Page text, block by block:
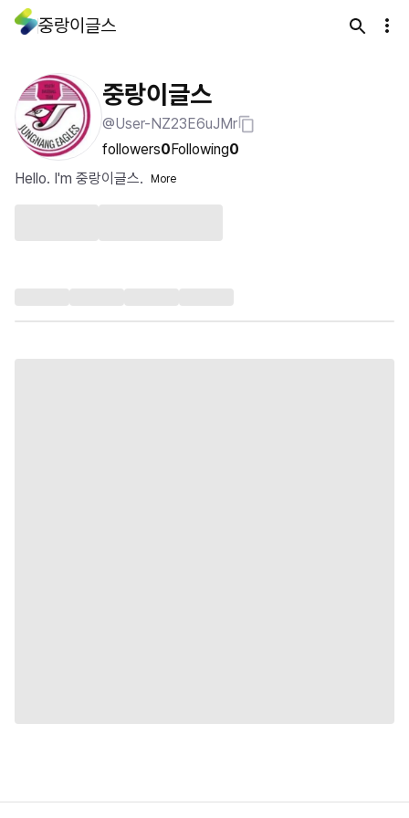
중랑이글스
중랑이글스
@User-NZ23E6uJMr
followers0Following0
Hello. I'm 중랑이글스.
More